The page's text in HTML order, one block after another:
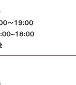
～19:00